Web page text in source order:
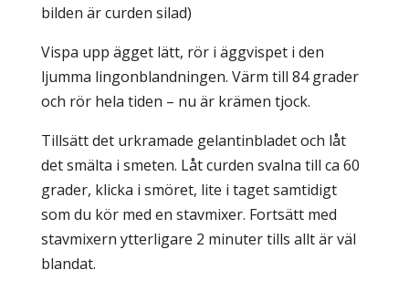
bilden är curden silad)
Vispa upp ägget lätt, rör i äggvispet i den
ljumma lingonblandningen. Värm till 84 grader
och rör hela tiden – nu är krämen tjock.
Tillsätt det urkramade gelantinbladet och låt
det smälta i smeten. Låt curden svalna till ca 60
grader, klicka i smöret, lite i taget samtidigt
som du kör med en stavmixer. Fortsätt med
stavmixern ytterligare 2 minuter tills allt är väl
blandat.